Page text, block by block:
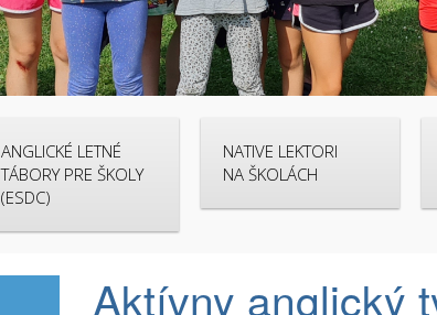
ANGLICKÉ LETNÉ
TÁBORY PRE ŠKOLY
(ESDC)
NATIVE LEKTORI
NA ŠKOLÁCH
Aktívny anglický